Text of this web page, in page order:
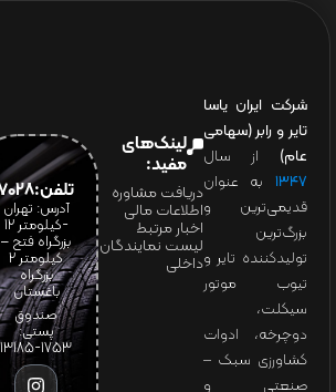
شرکت ایران یاسا
تایر و رابر (سهامی
عام) از سال
۱۳۴۷ به عنوان
قدیمی‌ترین و
بزرگ‌ترین
تولیدکننده تایر و
تیوب موتور
سیکلت،
دوچرخه، ادوات
کشاورزی سبک –
صنعتی و
لینک‌های
مفید:
دریافت مشاوره
اطلاعات مالی
اخبار مرتبط
لیست نمایندگان
داخلی
تلفن:65607028(021)
آدرس: تهران
-کیلومتر 12
بزرگراه فتح –
کیلومتر ۲
بزرگراه
باغستان
صندوق
پستی:
1753-13185